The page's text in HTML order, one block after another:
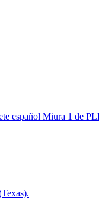
español Miura 1 de